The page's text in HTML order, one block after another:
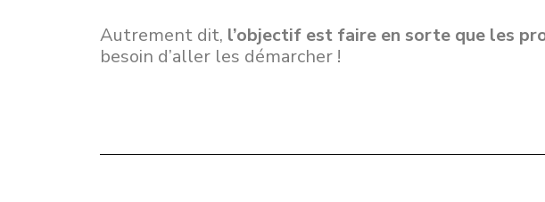
Autrement dit, l’objectif est faire en sorte que les
besoin d’aller les démarcher !